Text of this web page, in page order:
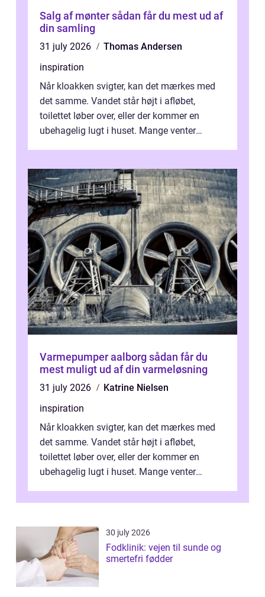
Salg af mønter sådan får du mest ud af
din samling
31 july 2026
Thomas Andersen
inspiration
Når kloakken svigter, kan det mærkes med
det samme. Vandet står højt i afløbet,
toilettet løber over, eller der kommer en
ubehagelig lugt i huset. Mange venter
Varmepumper aalborg sådan får du
mest muligt ud af din varmeløsning
31 july 2026
Katrine Nielsen
inspiration
Når kloakken svigter, kan det mærkes med
det samme. Vandet står højt i afløbet,
toilettet løber over, eller der kommer en
ubehagelig lugt i huset. Mange venter
30 july 2026
Fodklinik: vejen til sunde og
smertefri fødder